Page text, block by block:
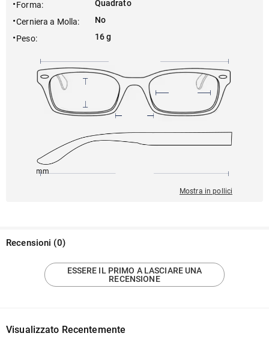
Forma:
Quadrato
Cerniera a Molla:
No
Peso: 16 g
145mm
Mostra in pollici
Recensioni (0)
ESSERE IL PRIMO A LASCIARE UNA
RECENSIONE
Visualizzato Recentemente